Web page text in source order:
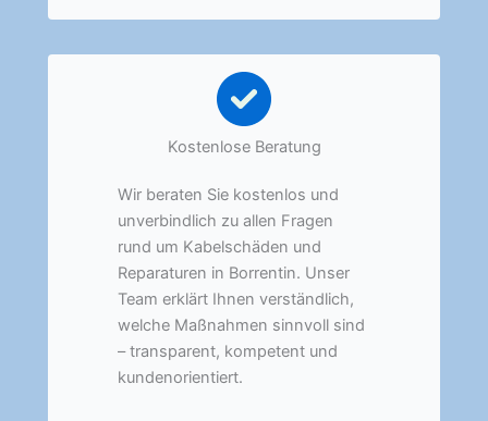
Kostenlose Beratung
Wir beraten Sie kostenlos und
unverbindlich zu allen Fragen
rund um Kabelschäden und
Reparaturen in Borrentin. Unser
Team erklärt Ihnen verständlich,
welche Maßnahmen sinnvoll sind
– transparent, kompetent und
kundenorientiert.